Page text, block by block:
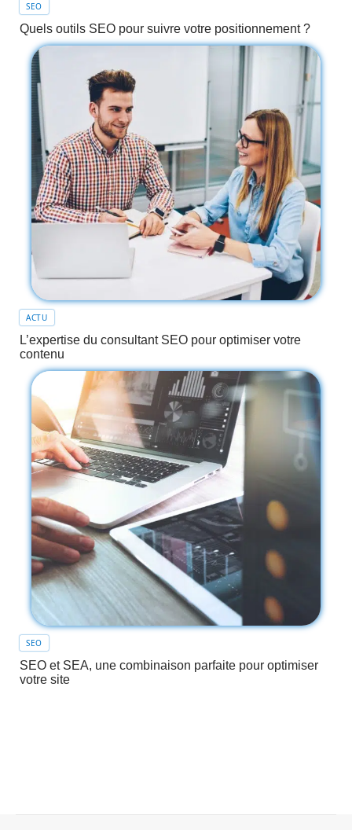
SEO
Quels outils SEO pour suivre votre positionnement ?
ACTU
L’expertise du consultant SEO pour optimiser votre
contenu
SEO
SEO et SEA, une combinaison parfaite pour optimiser
votre site